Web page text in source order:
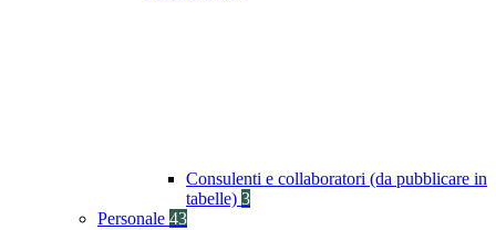
Consulenti e collaboratori (da pubblicare in
tabelle) 3
Personale 43